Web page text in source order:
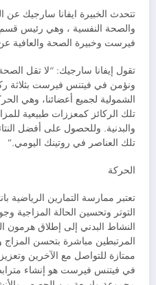
تتحدث الخبيرة ايفانا سارجيك عن
والصحة النفسية ، وهي رئيس قسم
فيرست وخبيرة الصحة والعافية
تقول إيفانا سارجيك: “لا تقل
ونؤمن في فيتنس فيرست بثلاثة
الشمولية لجميع أعضائنا، وهي
تلك الركائز كمعززات طبيعية
والبدنية. وللحصول على أفضل
تلك العناصر في روتينك اليومي.”
الحركة
تعتبر ممارسة التمارين الرياضية
التوتر وتحسين الحالة المزاجية
النشاط البدني إلى إطلاق هرمون
المرتبطين مباشرة بتحسن
ممتازة للتواصل مع الآخرين
في فيتنس فيرست هو إنشاء